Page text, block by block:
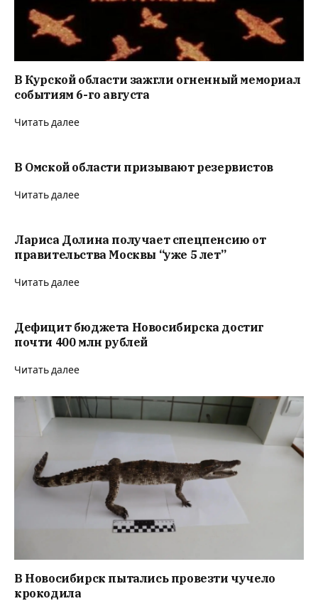
В Курской области зажгли огненный мемориал
событиям 6-го августа
Читать далее
В Омской области призывают резервистов
Читать далее
Лариса Долина получает спецпенсию от
правительства Москвы “уже 5 лет”
Читать далее
Дефицит бюджета Новосибирска достиг
почти 400 млн рублей
Читать далее
В Новосибирск пытались провезти чучело
крокодила